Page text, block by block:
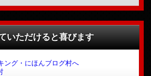
いただけると喜びます